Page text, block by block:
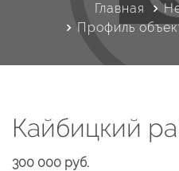
Главная
Профиль
Кайбицкий
300 000 руб.